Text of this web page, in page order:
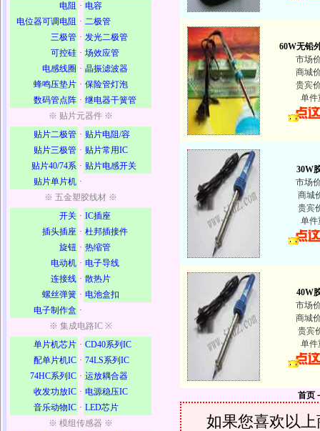
电阻 · 电容
电位器可调电阻 · 二极管
三极管 · 发光二极管
可控硅 · 场效应管
电感线圈 · 晶振滤波器
蜂鸣压垫片 · 保险管灯泡
数码管点阵 · 继电器干簧管
※ 贴片元器件 ※
贴片二极管 · 贴片电阻/容
贴片三极管 · 贴片常用IC
贴片40/74系 · 贴片电感开关
贴片单片机 ·
※ 五金塑胶线材 ※
开关 · IC插座
插头插座 · 杜邦插接件
旋钮 · 热缩管
电动机 · 电子导线
连接线 · 散热片
螺丝弹簧 · 电池盒扣
电子制作盒 ·
※ 集成电路IC ※
单片机芯片 · CD40系列IC
配单片机IC · 74LS系列IC
74HC系列IC · 运放耦合器
收发功放IC · 电源稳压IC
音乐动物IC · LED芯片
※ 模组传感器 ※
60W无铅
市场
商城
贵宾
单件
30W
市场
商城
贵宾
单件
40W
市场
商城
贵宾
单件
首页
如果您喜欢以